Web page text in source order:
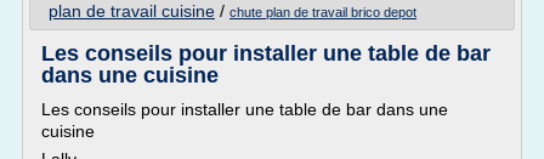
plan de travail cuisine / chute plan de travail brico depot
Les conseils pour installer une table de bar
dans une cuisine
Les conseils pour installer une table de bar dans une
cuisine